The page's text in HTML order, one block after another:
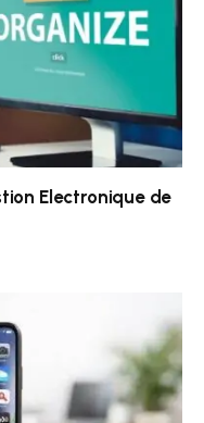
Electronique de